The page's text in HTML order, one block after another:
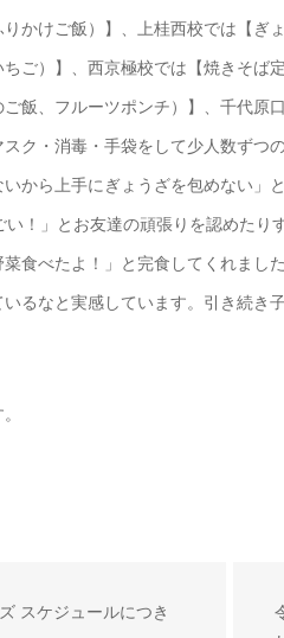
かけご飯）】、上桂西校では【ぎ
ご）】、西京極校では【焼きそば
飯、フルーツポンチ）】、千代原
ク・消毒・手袋をして少人数ずつ
から上手にぎょうざを包めない」
！」とお友達の頑張りを認めたり
食べたよ！」と完食してくれまし
るなと実感しています。引き続き
スケジュールにつき